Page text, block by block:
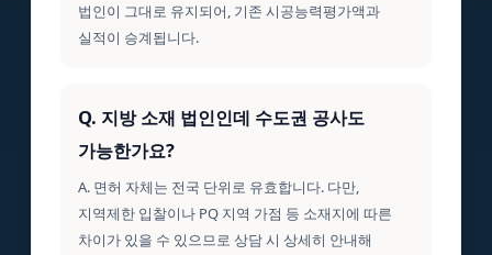
법인이 그대로 유지되어, 기존 시공능력평가액과
실적이 승계됩니다.
Q. 지방 소재 법인인데 수도권 공사도
가능한가요?
A. 면허 자체는 전국 단위로 유효합니다. 다만,
지역제한 입찰이나 PQ 지역 가점 등 소재지에 따른
차이가 있을 수 있으므로 상담 시 상세히 안내해